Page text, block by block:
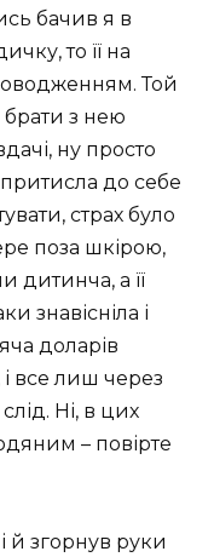
бачив я в
то її на
Той
брати з нею
ну просто
до себе
страх було
поза шкірою,
дитинча, а її
знавісніла і
доларів
все лиш через
Ні, в цих
– повірте
й згорнув руки